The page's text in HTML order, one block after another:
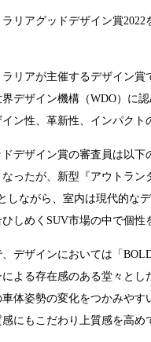
リアグッドデザイン賞
リアが主催するデザイン
デザイン機構（WDO）に
ン性、革新性、インパクト
デザイン賞の審査員は以下
ったが、新型『アウトラ
ながら、室内は現代的な
しめくSUV市場の中で個性
デザインにおいては「
よる存在感のある堂々と
体姿勢の変化をつかみや
にもこだわり上質感を高め